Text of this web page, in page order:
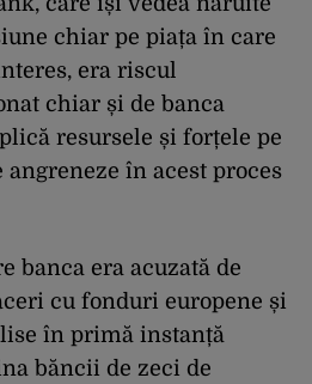
chiar pe piața în care
era riscul
chiar și de banca
resursele și forțele pe
angreneze în acest proces
banca era acuzată de
cu fonduri europene și
în primă instanță
băncii de zeci de